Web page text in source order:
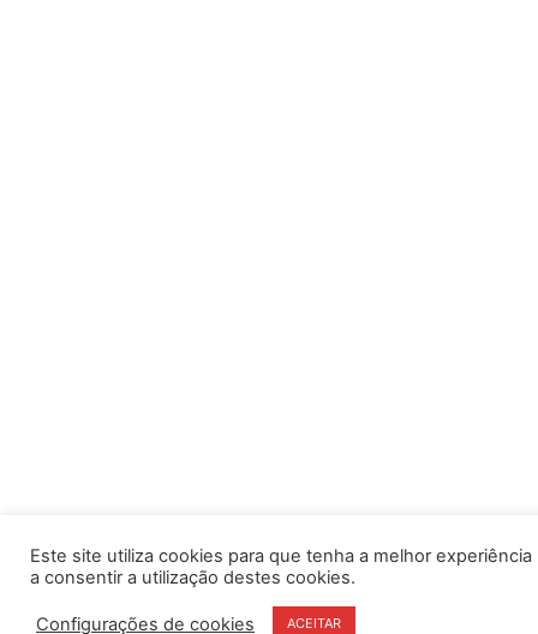
Este site utiliza cookies para que tenha a melhor
a consentir a utilização destes cookies.
Configurações de cookies ACEITAR